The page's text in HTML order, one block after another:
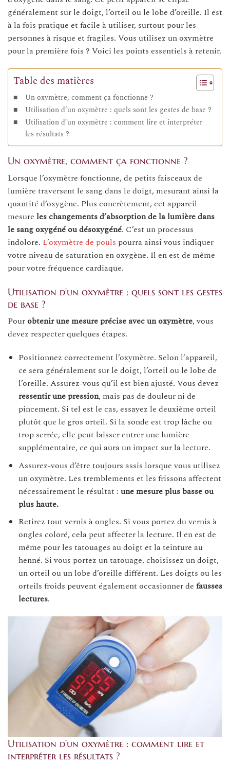
généralement sur le doigt, l’orteil ou le lobe d’oreille. Il est
à la fois pratique et facile à utiliser, surtout pour les
personnes à risque et fragiles. Vous utilisez un oxymètre
pour la première fois ? Voici les points essentiels à retenir.
Table des matières
Un oxymètre, comment ça fonctionne ?
Utilisation d’un oxymètre : quels sont les gestes de base ?
Utilisation d’un oxymètre : comment lire et interpréter
les résultats ?
Un oxymètre, comment ça fonctionne ?
Lorsque l’oxymètre fonctionne, de petits faisceaux de
lumière traversent le sang dans le doigt, mesurant ainsi la
quantité d’oxygène. Plus concrètement, cet appareil
mesure les changements d’absorption de la lumière dans
le sang oxygéné ou désoxygéné. C’est un processus
indolore. L’oxymètre de pouls pourra ainsi vous indiquer
votre niveau de saturation en oxygène. Il en est de même
pour votre fréquence cardiaque.
Utilisation d’un oxymètre : quels sont les gestes
de base ?
Pourobtenir une mesure précise avec un oxymètre, vous
devez respecter quelques étapes.
Positionnez correctement l’oxymètre. Selon l’appareil,
ce sera généralement sur le doigt, l’orteil ou le lobe de
l’oreille. Assurez-vous qu’il est bien ajusté. Vous devez
ressentir une pression, mais pas de douleur ni de
pincement. Si tel est le cas, essayez le deuxième orteil
plutôt que le gros orteil. Si la sonde est trop lâche ou
trop serrée, elle peut laisser entrer une lumière
supplémentaire, ce qui aura un impact sur la lecture.
Assurez-vous d’être toujours assis lorsque vous utilisez
un oxymètre. Les tremblements et les frissons affectent
nécessairement le résultat : une mesure plus basse ou
plus haute.
Retirez tout vernis à ongles. Si vous portez du vernis à
ongles coloré, cela peut affecter la lecture. Il en est de
même pour les tatouages au doigt et la teinture au
henné. Si vous portez un tatouage, choisissez un doigt,
un orteil ou un lobe d’oreille différent. Les doigts ou les
orteils froids peuvent également occasionner de fausses
lectures.
Utilisation d’un oxymètre : comment lire et
interpréter les résultats ?